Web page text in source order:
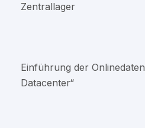
Zentrallager
Einführung der
Datacenter“